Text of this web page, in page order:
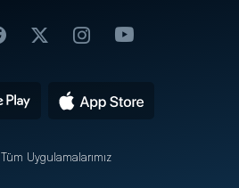
Tüm Uygulamalarımız